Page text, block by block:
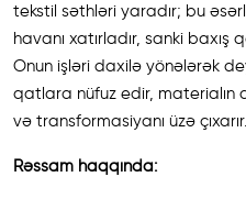
tekstil səthləri yaradır; bu
havanı xatırladır, sanki baxış
Onun işləri daxilə yönələrək
qatlara nüfuz edir, materialın
və transformasiyanı üzə çıxarır.
Rəssam haqqında: